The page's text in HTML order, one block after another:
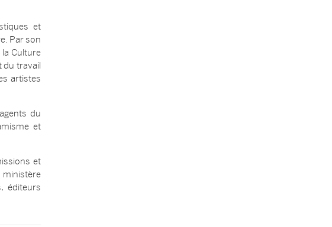
et
Par son
Culture
du travail
artistes
du
et
et
éditeurs